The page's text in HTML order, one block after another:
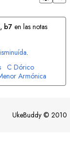
b7en las notas
.
C Dórico
Armónica
UkeBuddy © 2010